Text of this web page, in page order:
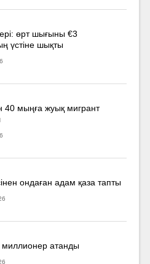
өрт шығыны €3
үстіне шықты
40 мыңға жуық мигрант
ондаған адам қаза тапты
атанды